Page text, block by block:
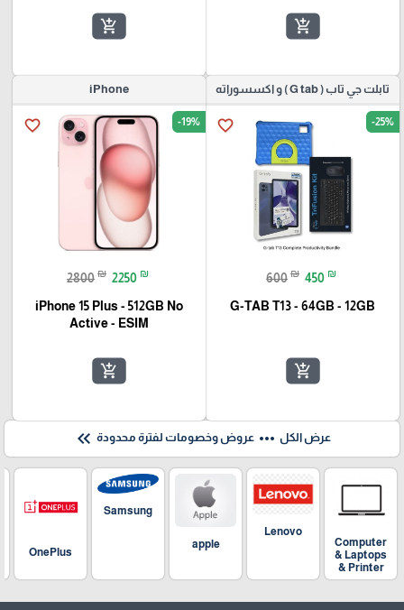
add_shopping_cart
add_shopping_cart
تابلت جي تاب ( G tab ) و اكسسوراته
favorite_border -25%
600 ₪ 450 ₪
G-TAB T13 - 64GB - 12GB
add_shopping_cart
iPhone
favorite_border -19%
2800 ₪ 2250 ₪
iPhone 15 Plus - 512GB No
Active - ESIM
add_shopping_cart
عرض الكل more_horiz عروض وخصومات لفترة محدودة keyboard_double_arrow_left
Computer
& Laptops
& Printer
Lenovo
apple
Samsung
OnePlus